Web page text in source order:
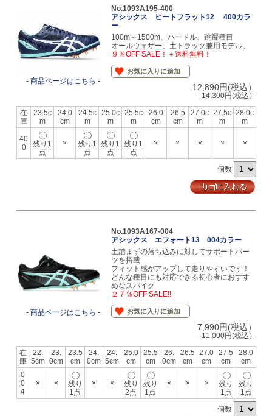
- 商品ページはこちら -
No.1093A195-400
アシックス ヒートフラット12 400カラ
ー
100m～1500m、ハードル、跳躍種目
オールウェザー、土トラック兼用モデル。
９％OFF SALE！＋送料無料！
お気に入りに追加
12,890円(税込）
14,300円(税込）
在
庫
23.5c
m
24.0
cm
24.5c
m
25.0c
m
25.5c
m
26.0
cm
26.5
cm
27.0c
m
27.5c
m
28.0c
m
40
0
残り1
点
×
残り1
点
残り1
点
残り1
点
× × × × ×
個数
- 商品ページはこちら -
No.1093A167-004
アシックス エフォート13 004カラー
土踏まずの落ち込みに対してサポートパー
ツを搭載
フィット感がアップして走りやすいです！
どんな種目にも対応できる初心者におすす
めなスパイク
２７％OFF SALE!!
お気に入りに追加
7,990円(税込）
11,000円(税込）
在
庫
22.
5cm
23.
0cm
23.5
cm
24.
0cm
24.
5cm
25.0
cm
25.5
cm
26.
0cm
26.5
cm
27.0
cm
27.5
cm
28.0
cm
0
0
4
× ×
残り
1点
× ×
残り
2点
残り
1点
× × ×
残り
1点
残り
1点
個数